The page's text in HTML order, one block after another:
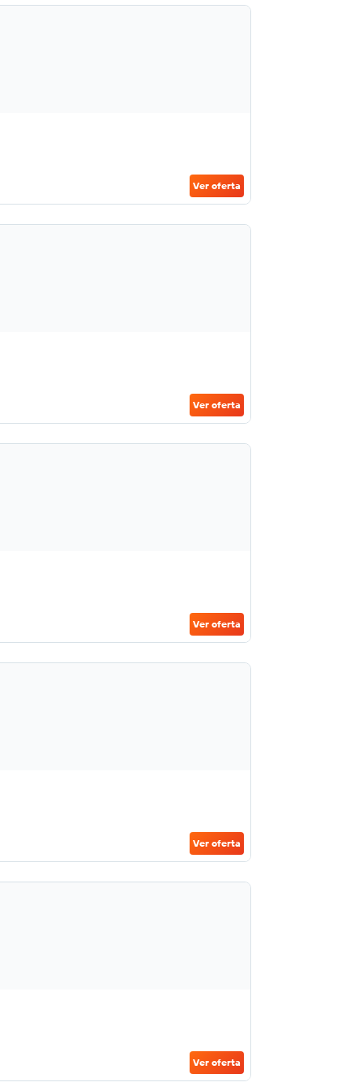
Ver oferta
Ver oferta
Ver oferta
Ver oferta
Ver oferta